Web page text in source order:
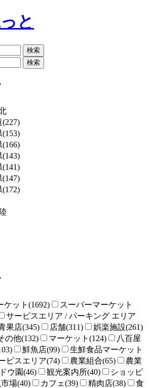
(227)
(153)
(166)
(143)
(141)
(147)
(172)
ケット(1692)
スーパーマーケット
サービスエリア / パーキング エリア
果店(345) 店舗(311)
娯楽施設(261)
の他(132) マーケット(124)
八百屋
鮮魚店(99)
生鮮食品マーケット
ビスエリア(74) 農業組合(65)
農業
ウ園(46) 観光案内所(40)
ショッピ
場(40) カフェ(39) 精肉店(38)
食